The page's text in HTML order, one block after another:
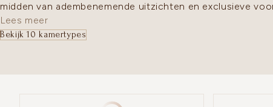
midden van adembenemende uitzichten en exclusieve
Lees meer
Bekijk 10 kamertypes